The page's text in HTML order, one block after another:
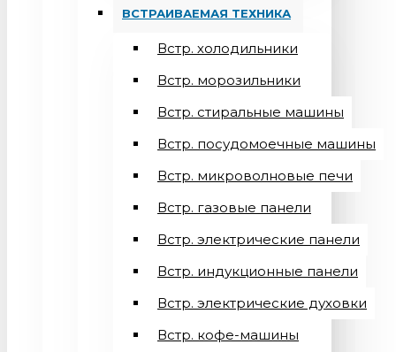
ВСТРАИВАЕМАЯ ТЕХНИКА
Встр. холодильники
Встр. морозильники
Встр. стиральные машины
Встр. посудомоечные машины
Встр. микроволновые печи
Встр. газовые панели
Встр. электрические панели
Встр. индукционные панели
Встр. электрические духовки
Встр. кофе-машины